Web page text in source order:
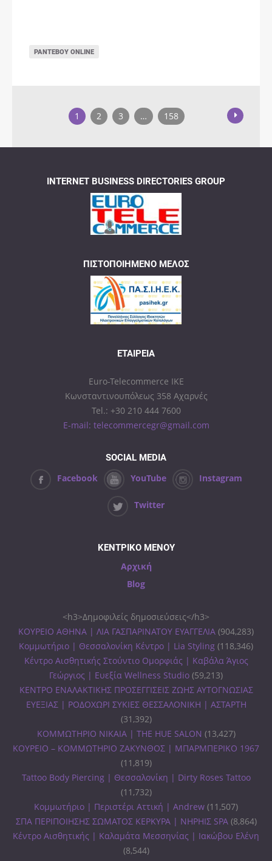
ΡΑΝΤΕΒΟΎ ONLINE
1 2 3 … 158
INTERNET BUSINESS DIRECTORIES GROUP
ΠΙΣΤΟΠΟΙΗΜΈΝΟ ΜΈΛΟΣ
ΕΤΑΙΡΕΊΑ
Euro-Telecommerce IKE
Κωνσταντινουπόλεως 358 Αχαρνές
Tel.: +30 210 444 7600
E-mail: telecommercegr@gmail.com
SOCIAL MEDIA
Facebook YouTube Instagram
Twitter
ΚΕΝΤΡΙΚΟ ΜΕΝΟΥ
Αρχική
Blog
<h3>Δημοφιλείς δημοσιεύσεις</h3>
ΚΟΥΡΕΙΟ ΑΘΗΝΑ | ΛΙΑ ΓΑΣΠΑΡΙΝΑΤΟΥ ΕΥΑΓΓΕΛΙΑ (904,283)
Κομμωτήριο | Θεσσαλονίκη Κέντρο | Lia Styling (118,346)
Κέντρο Αισθητικής Στούντιο Ομορφιάς | Καβάλα Άγιος
Γεώργιος | Ευεξία Wellness Studio (59,213)
ΚΕΝΤΡΟ ΕΝΑΛΑΚΤΙΚΗΣ ΠΡΟΣΕΓΓΙΣΕΙΣ ΖΩΗΣ ΑΥΤΟΓΝΩΣΙΑΣ
ΕΥΕΞΙΑΣ | ΡΟΔΟΧΩΡΙ ΣΥΚΙΕΣ ΘΕΣΣΑΛΟΝΙΚΗ | ΑΣΤΑΡΤΗ
(31,392)
ΚΟΜΜΩΤΗΡΙΟ ΝΙΚΑΙΑ | THE HUE SALON (13,427)
ΚΟΥΡΕΙΟ – ΚΟΜΜΩΤΗΡΙΟ ΖΑΚΥΝΘΟΣ | ΜΠΑΡΜΠΕΡΙΚΟ 1967
(11,819)
Tattoo Body Piercing | Θεσσαλονίκη | Dirty Roses Tattoo
(11,732)
Κομμωτήριο | Περιστέρι Αττική | Andrew (11,507)
ΣΠΑ ΠΕΡΙΠΟΙΗΣΗΣ ΣΩΜΑΤΟΣ ΚΕΡΚΥΡΑ | ΝΗΡΗΙΣ SPA (8,864)
Κέντρο Αισθητικής | Καλαμάτα Μεσσηνίας | Ιακώβου Ελένη
(8,544)